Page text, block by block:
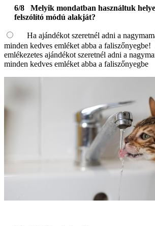
6/8
Melyik mondatban használtuk
felszólító módú alakját?
Ha ajándékot szeretnél adni a
minden kedves emléket abba a faliszőnyegbe!
emlékezetes ajándékot szeretnél adni a
minden kedves emléket abba a faliszőnyegbe